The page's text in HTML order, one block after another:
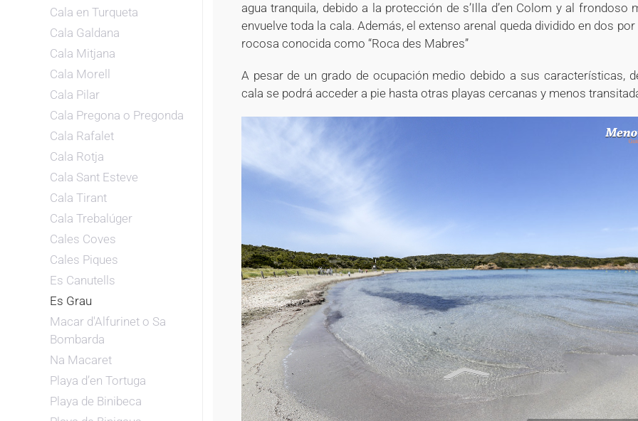
Cala en Turqueta
Cala Galdana
Cala Mitjana
Cala Morell
Cala Pilar
Cala Pregona o Pregonda
Cala Rafalet
Cala Rotja
Cala Sant Esteve
Cala Tirant
Cala Trebalúger
Cales Coves
Cales Piques
Es Canutells
Es Grau
Macar d'Alfurinet o Sa
Bombarda
Na Macaret
Playa d’en Tortuga
Playa de Binibeca
agua tranquila, debido a la protección de s’Illa d’en Colom y al frondoso
envuelve toda la cala. Además, el extenso arenal queda dividido en dos
rocosa conocida como “Roca des Mabres”
A pesar de un grado de ocupación medio debido a sus características,
cala se podrá acceder a pie hasta otras playas cercanas y menos